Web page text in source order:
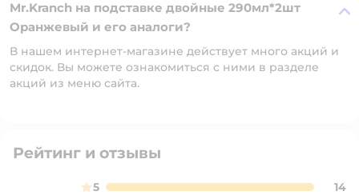
Mr.Kranch на подставке двойные 290мл*2шт
Оранжевый и его аналоги?
В нашем интернет-магазине действует много акций и
скидок. Вы можете ознакомиться с ними в разделе
акций из меню сайта.
Рейтинг и отзывы
5
14